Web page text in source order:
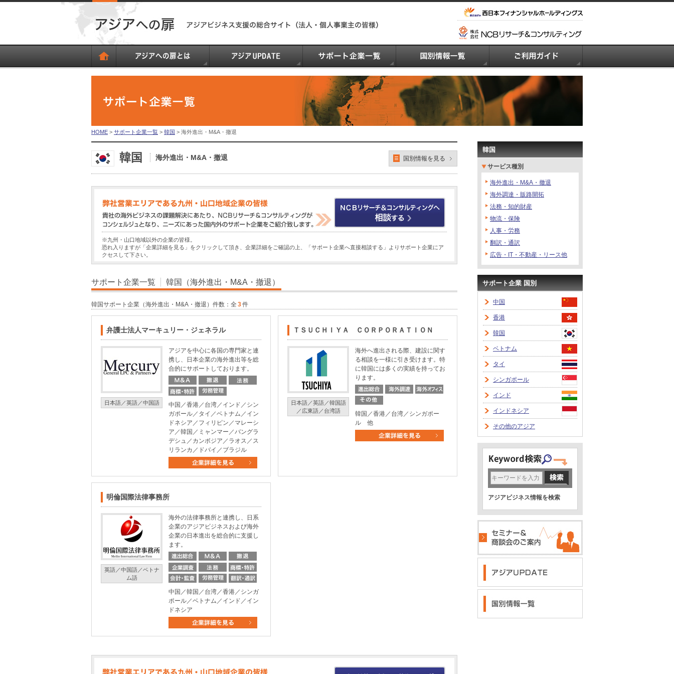
HOME > サポート企業一覧 > 韓国 > 海外進出・M&A・撤退
韓国 海外進出・M&A・撤退 国別情報を見る
※九州・山口地域以外の企業の皆様。
恐れ入りますが「企業詳細を見る」をクリックして頂き、企業詳細をご確認の上、「サポート企業へ直接相談する」よりサポート企業にア
クセスして下さい。
サポート企業一覧 韓国（海外進出・M&A・撤退）
韓国サポート企業（海外進出・M&A・撤退）件数：全 3件
弁護士法人マーキュリー・ジェネラル
日本語／英語／中国語
アジアを中心に各国の専門家と連
携し、日本企業の海外進出等を総
合的にサポートしております。
中国／香港／台湾／インド／シン
ガポール／タイ／ベトナム／イン
ドネシア／フィリピン／マレーシ
ア／韓国／ミャンマー／バングラ
デシュ／カンボジア／ラオス／ス
リランカ／ドバイ／ブラジル
ＴＳＵＣＨＩＹＡ ＣＯＲＰＯＲＡＴＩＯＮ
日本語／英語／韓国語
／広東語／台湾語
海外へ進出される際、建設に関す
る相談を一様に引き受けます。特
に韓国には多くの実績を持ってお
ります。
韓国／香港／台湾／シンガポー
ル 他
明倫国際法律事務所
英語／中国語／ベトナ
ム語
海外の法律事務所と連携し、日系
企業のアジアビジネスおよび海外
企業の日本進出を総合的に支援し
ます。
中国／韓国／台湾／香港／シンガ
ポール／ベトナム／インド／イン
ドネシア
韓国
サービス種別
海外進出・M&A・撤退
海外調達・販路開拓
法務・知的財産
物流・保険
人事・労務
翻訳・通訳
広告・IT・不動産・リース他
サポート企業 国別
中国
香港
韓国
ベトナム
タイ
シンガポール
インド
インドネシア
その他のアジア
アジアビジネス情報を検索